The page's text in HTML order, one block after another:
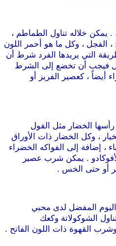
. يمكن خلاله تناول الطماطم ،
، الفجل ، وكل ما هو أحمر اللون
التي يريدها الفرد شرط أن
فيجب أن تخضع إلى الشرط
، كعصير الفريز أو
الخضار مثل الفول
، وكل الخضار ذات الأوراق
، إضافة إلى الفواكه الخضراء
. يمكن شرب عصير
أو حتى الخس .
اليوم المفضل لدى محبي
الشوكولاتة وكعك
وشرب القهوة ذات اللون الفاتح .